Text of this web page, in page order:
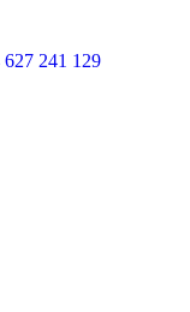
627 241 129